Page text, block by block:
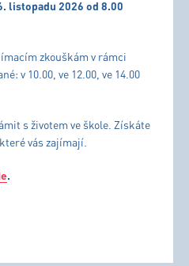
listopadu 2026 od 8.00
zkouškám v rámci
v 10.00, ve 12.00, ve 14.00
s životem ve škole. Získáte
vás zajímají.
.